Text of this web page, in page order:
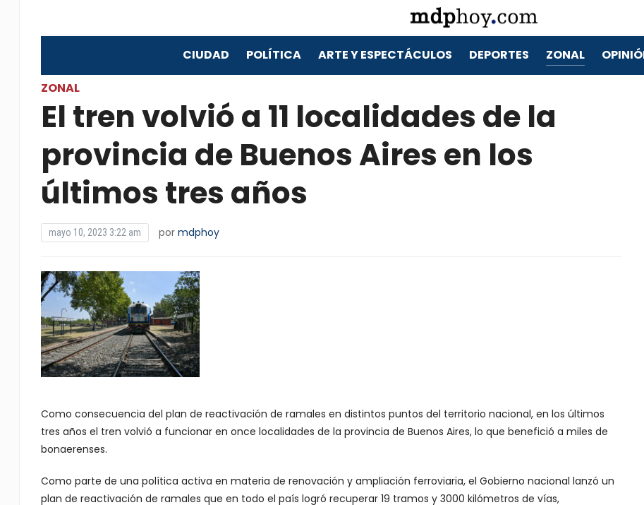
CIUDAD POLÍTICA ARTE Y ESPECTÁCULOS DEPORTES ZONAL
ZONAL
El tren volvió a 11 localidades de la
provincia de Buenos Aires en los
últimos tres años
mayo 10, 2023 3:22 am por mdphoy
Como consecuencia del plan de reactivación de ramales en distintos puntos del territorio nacional, en los últimos
tres años el tren volvió a funcionar en once localidades de la provincia de Buenos Aires, lo que benefició a miles de
bonaerenses.
Como parte de una política activa en materia de renovación y ampliación ferroviaria, el Gobierno nacional lanzó un
plan de reactivación de ramales que en todo el país logró recuperar 19 tramos y 3000 kilómetros de vías,